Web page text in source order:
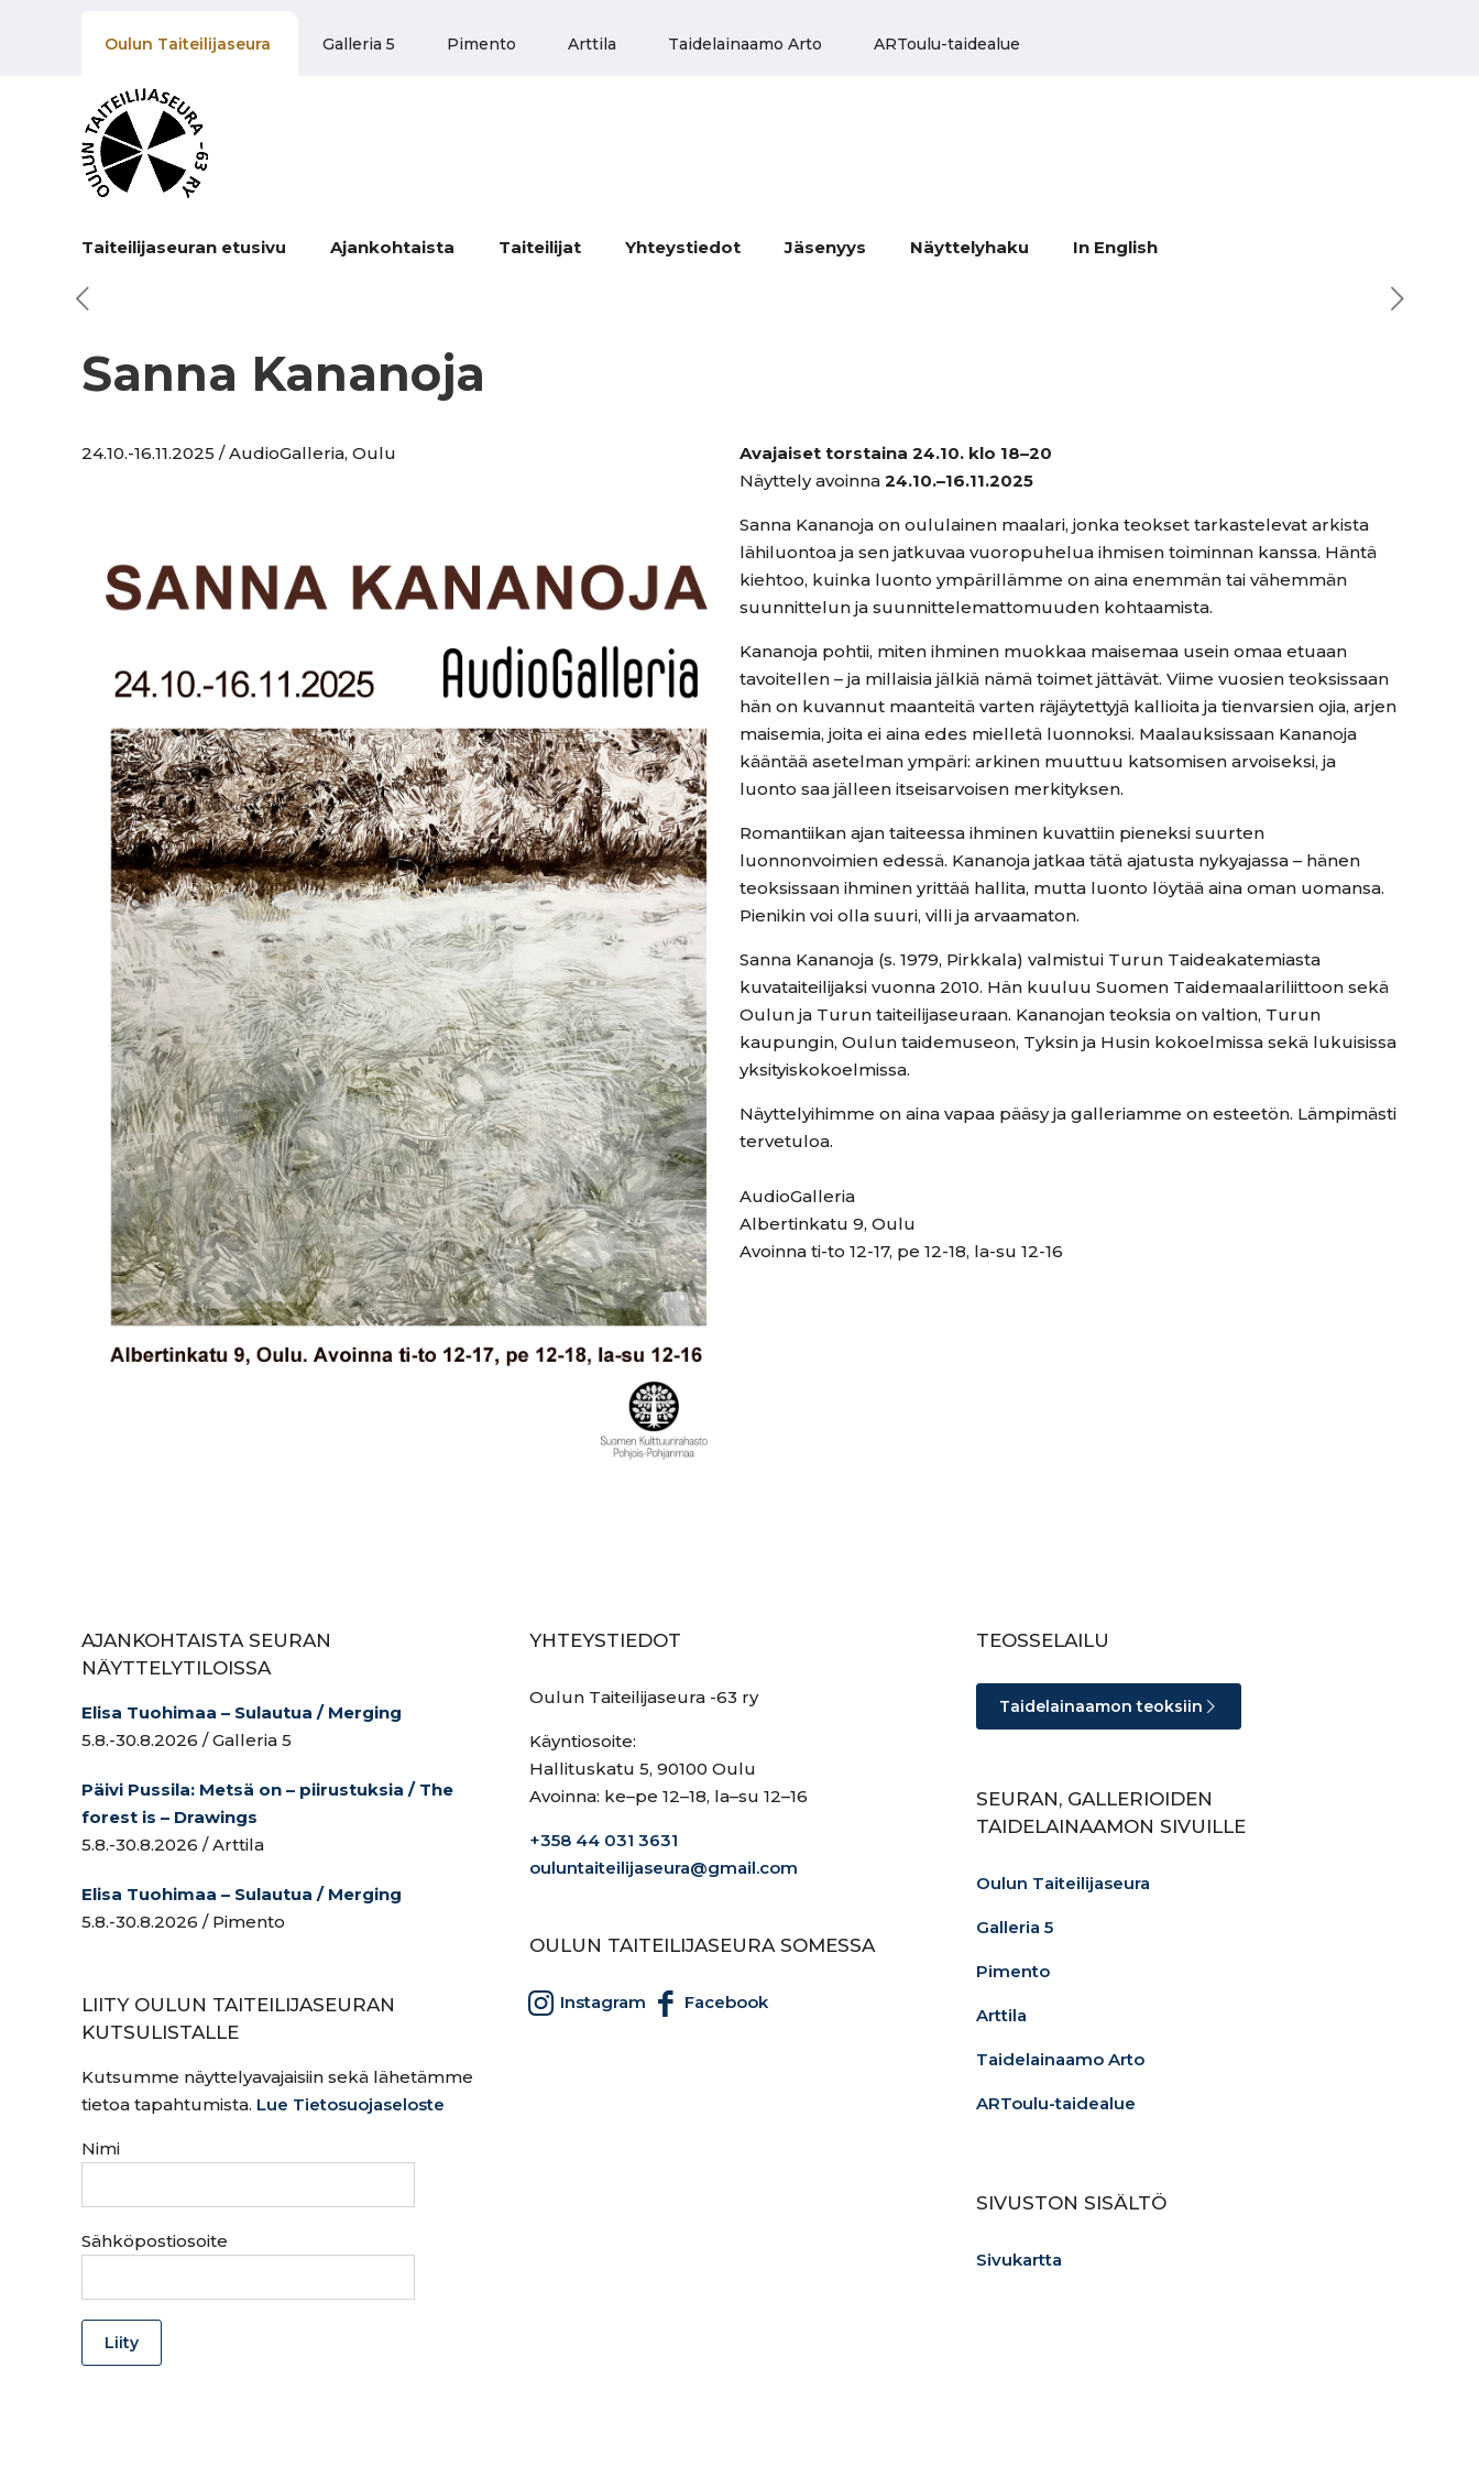
Oulun Taiteilijaseura Galleria 5 Pimento Arttila Taidelainaamo Arto ARToulu-taidealue
Taiteilijaseuran etusivu Ajankohtaista Taiteilijat Yhteystiedot Jäsenyys Näyttelyhaku In English
Sanna Kananoja
24.10.-16.11.2025 / AudioGalleria, Oulu
Avajaiset torstaina 24.10. klo 18–20
Näyttely avoinna 24.10.–16.11.2025
Sanna Kananoja on oululainen maalari, jonka teokset tarkastelevat arkista
lähiluontoa ja sen jatkuvaa vuoropuhelua ihmisen toiminnan kanssa. Häntä
kiehtoo, kuinka luonto ympärillämme on aina enemmän tai vähemmän
suunnittelun ja suunnittelemattomuuden kohtaamista.
Kananoja pohtii, miten ihminen muokkaa maisemaa usein omaa etuaan
tavoitellen – ja millaisia jälkiä nämä toimet jättävät. Viime vuosien teoksissaan
hän on kuvannut maanteitä varten räjäytettyjä kallioita ja tienvarsien ojia, arjen
maisemia, joita ei aina edes mielletä luonnoksi. Maalauksissaan Kananoja
kääntää asetelman ympäri: arkinen muuttuu katsomisen arvoiseksi, ja
luonto saa jälleen itseisarvoisen merkityksen.
Romantiikan ajan taiteessa ihminen kuvattiin pieneksi suurten
luonnonvoimien edessä. Kananoja jatkaa tätä ajatusta nykyajassa – hänen
teoksissaan ihminen yrittää hallita, mutta luonto löytää aina oman uomansa.
Pienikin voi olla suuri, villi ja arvaamaton.
Sanna Kananoja (s. 1979, Pirkkala) valmistui Turun Taideakatemiasta
kuvataiteilijaksi vuonna 2010. Hän kuuluu Suomen Taidemaalariliittoon sekä
Oulun ja Turun taiteilijaseuraan. Kananojan teoksia on valtion, Turun
kaupungin, Oulun taidemuseon, Tyksin ja Husin kokoelmissa sekä lukuisissa
yksityiskokoelmissa.
Näyttelyihimme on aina vapaa pääsy ja galleriamme on esteetön. Lämpimästi
tervetuloa.
AudioGalleria
Albertinkatu 9, Oulu
Avoinna ti-to 12-17, pe 12-18, la-su 12-16
AJANKOHTAISTA SEURAN
NÄYTTELYTILOISSA
Elisa Tuohimaa – Sulautua / Merging
5.8.-30.8.2026 / Galleria 5
Päivi Pussila: Metsä on – piirustuksia / The
forest is – Drawings
5.8.-30.8.2026 / Arttila
Elisa Tuohimaa – Sulautua / Merging
5.8.-30.8.2026 / Pimento
LIITY OULUN TAITEILIJASEURAN
KUTSULISTALLE
Kutsumme näyttelyavajaisiin sekä lähetämme
tietoa tapahtumista. Lue Tietosuojaseloste
Nimi
Sähköpostiosoite
YHTEYSTIEDOT
Oulun Taiteilijaseura -63 ry
Käyntiosoite:
Hallituskatu 5, 90100 Oulu
Avoinna: ke–pe 12–18, la–su 12–16
+358 44 031 3631
ouluntaiteilijaseura@gmail.com
OULUN TAITEILIJASEURA SOMESSA
Instagram Facebook
TEOSSELAILU
Taidelainaamon teoksiin
SEURAN, GALLERIOIDEN
TAIDELAINAAMON SIVUILLE
Oulun Taiteilijaseura
Galleria 5
Pimento
Arttila
Taidelainaamo Arto
ARToulu-taidealue
SIVUSTON SISÄLTÖ
Sivukartta